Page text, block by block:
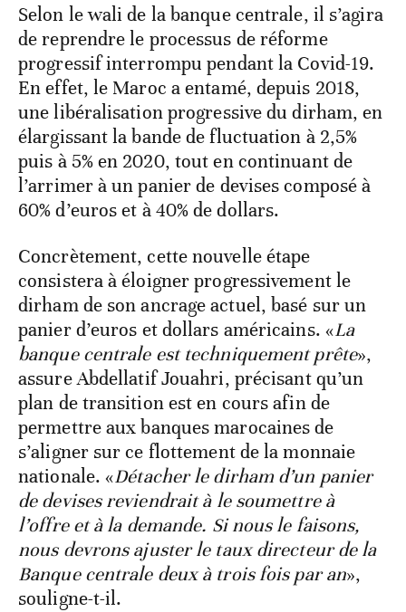
Selon le wali de la banque centrale, il s’agira
de reprendre le processus de réforme
progressif interrompu pendant la Covid-19.
En effet, le Maroc a entamé, depuis 2018,
une libéralisation progressive du dirham, en
élargissant la bande de fluctuation à 2,5%
puis à 5% en 2020, tout en continuant de
l’arrimer à un panier de devises composé à
60% d’euros et à 40% de dollars.
Concrètement, cette nouvelle étape
consistera à éloigner progressivement le
dirham de son ancrage actuel, basé sur un
panier d’euros et dollars américains. «La
banque centrale est techniquement prête»,
assure Abdellatif Jouahri, précisant qu’un
plan de transition est en cours afin de
permettre aux banques marocaines de
s’aligner sur ce flottement de la monnaie
nationale. «Détacher le dirham d’un panier
de devises reviendrait à le soumettre à
l’offre et à la demande. Si nous le faisons,
nous devrons ajuster le taux directeur de la
Banque centrale deux à trois fois par an»,
souligne-t-il.